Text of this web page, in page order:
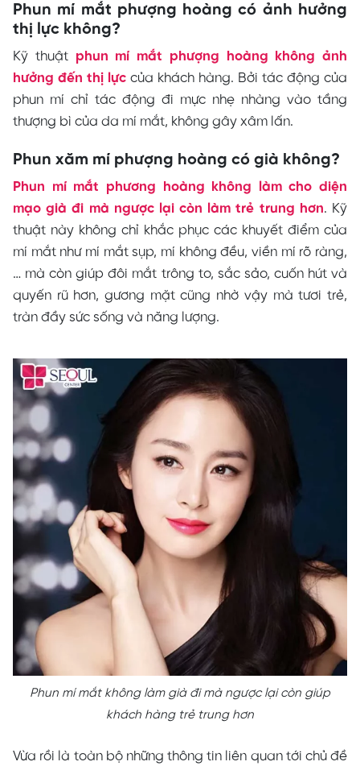
Phun mí mắt phượng hoàng có ảnh hưởng
thị lực không?
Kỹ thuật phun mí mắt phượng hoàng không ảnh
hưởng đến thị lực của khách hàng. Bởi tác động của
phun mí chỉ tác động đi mực nhẹ nhàng vào tầng
thượng bì của da mí mắt, không gây xâm lấn.
Phun xăm mí phượng hoàng có già không?
Phun mí mắt phương hoàng không làm cho diện
mạo già đi mà ngược lại còn làm trẻ trung hơn. Kỹ
thuật này không chỉ khắc phục các khuyết điểm của
mí mắt như mí mắt sụp, mí không đều, viền mí rõ ràng,
… mà còn giúp đôi mắt trông to, sắc sảo, cuốn hút và
quyến rũ hơn, gương mặt cũng nhờ vậy mà tươi trẻ,
tràn đầy sức sống và năng lượng.
Phun mí mắt không làm già đi mà ngược lại còn giúp
khách hàng trẻ trung hơn
Vừa rồi là toàn bộ những thông tin liên quan tới chủ đề